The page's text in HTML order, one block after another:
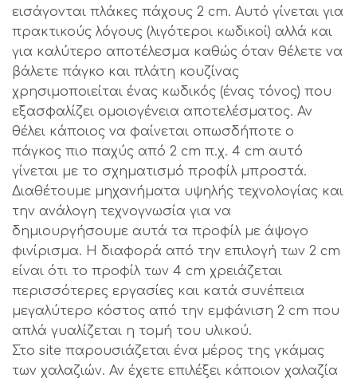
εισάγονται πλάκες πάχους 2 cm. Αυτό γίνεται για
πρακτικούς λόγους (λιγότεροι κωδικοί) αλλά και
για καλύτερο αποτέλεσμα καθώς όταν θέλετε να
βάλετε πάγκο και πλάτη κουζίνας
χρησιμοποιείται ένας κωδικός (ένας τόνος) που
εξασφαλίζει ομοιογένεια αποτελέσματος. Αν
θέλει κάποιος να φαίνεται οπωσδήποτε ο
πάγκος πιο παχύς από 2 cm π.χ. 4 cm αυτό
γίνεται με το σχηματισμό προφίλ μπροστά.
Διαθέτουμε μηχανήματα υψηλής τεχνολογίας και
την ανάλογη τεχνογνωσία για να
δημιουργήσουμε αυτά τα προφίλ με άψογο
φινίρισμα. Η διαφορά από την επιλογή των 2 cm
είναι ότι το προφίλ των 4 cm χρειάζεται
περισσότερες εργασίες και κατά συνέπεια
μεγαλύτερο κόστος από την εμφάνιση 2 cm που
απλά γυαλίζεται η τομή του υλικού.
Στο site παρουσιάζεται ένα μέρος της γκάμας
των χαλαζιών. Αν έχετε επιλέξει κάποιον χαλαζία